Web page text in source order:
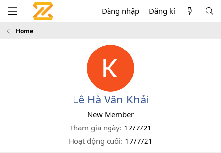
Đăng nhập Đăng kí
Home
Lê Hà Văn Khải
New Member
Tham gia ngày 17/7/21
Hoạt động cuối 17/7/21